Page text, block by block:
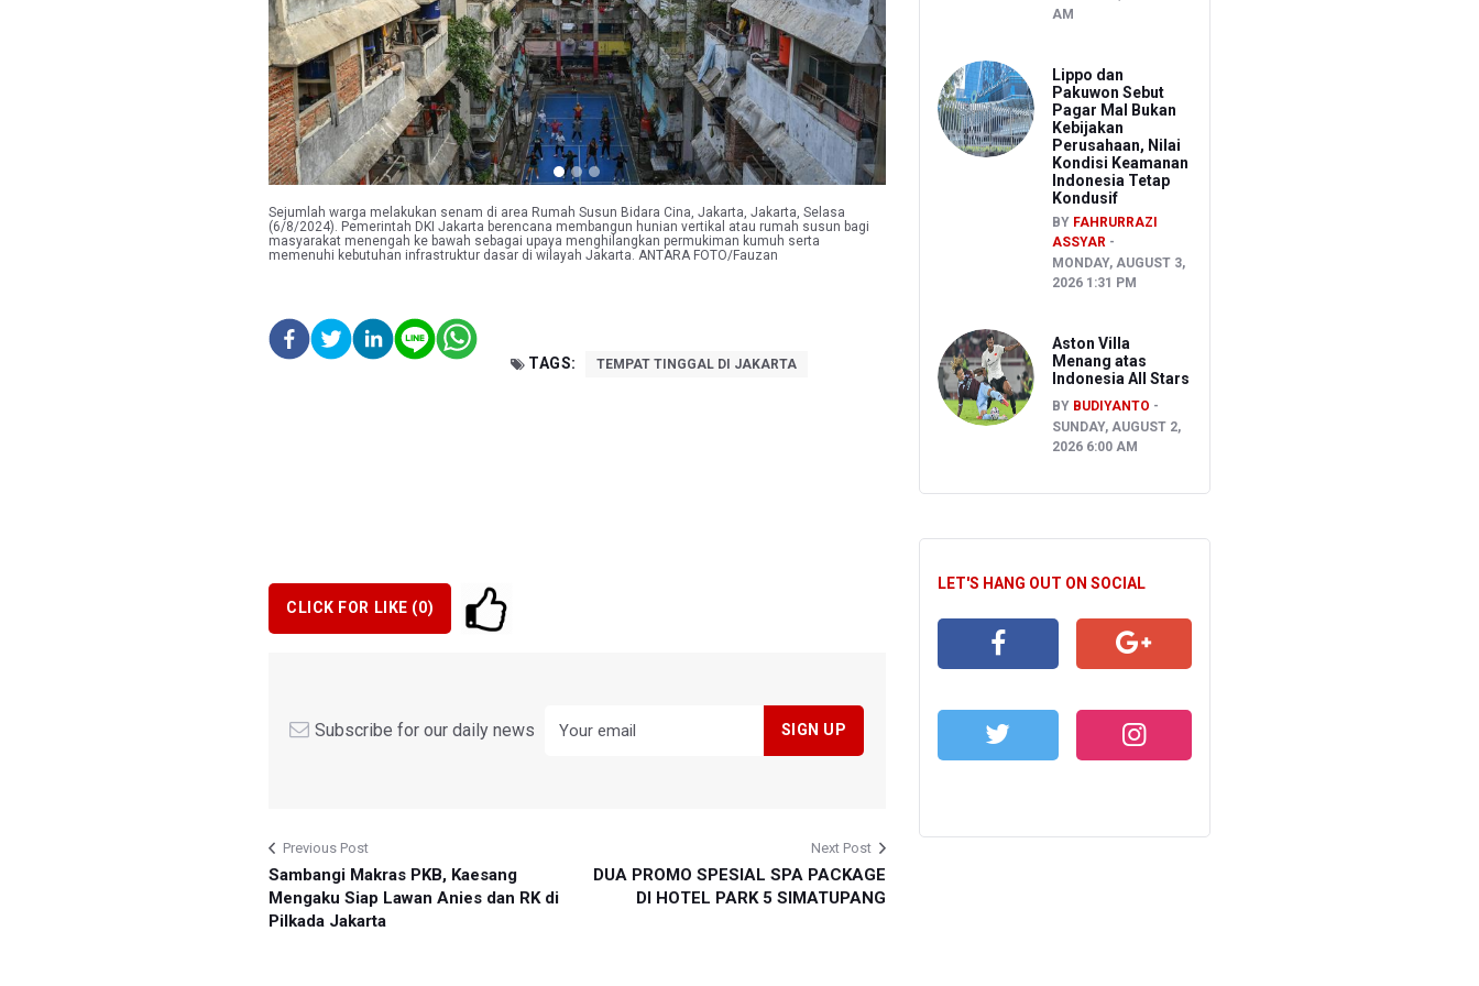
Sejumlah warga melakukan senam di area Rumah Susun Bidara Cina, Jakarta, Jakarta, Selasa
(6/8/2024). Pemerintah DKI Jakarta berencana membangun hunian vertikal atau rumah susun bagi
masyarakat menengah ke bawah sebagai upaya menghilangkan permukiman kumuh serta
memenuhi kebutuhan infrastruktur dasar di wilayah Jakarta. ANTARA FOTO/Fauzan
TAGS: TEMPAT TINGGAL DI JAKARTA
CLICK FOR LIKE (0)
Subscribe for our daily news
Previous Post
Sambangi Makras PKB, Kaesang
Mengaku Siap Lawan Anies dan RK di
Pilkada Jakarta
Next Post
DUA PROMO SPESIAL SPA PACKAGE
DI HOTEL PARK 5 SIMATUPANG
AM
Lippo dan
Pakuwon Sebut
Pagar Mal Bukan
Kebijakan
Perusahaan, Nilai
Kondisi Keamanan
Indonesia Tetap
Kondusif
BY FAHRURRAZI
ASSYAR
MONDAY, AUGUST 3,
2026 1:31 PM
Aston Villa
Menang atas
Indonesia All Stars
BY BUDIYANTO
SUNDAY, AUGUST 2,
2026 6:00 AM
LET'S HANG OUT ON SOCIAL